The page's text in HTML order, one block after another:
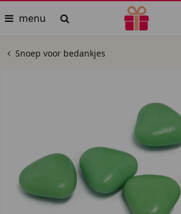
menu
Snoep voor bedankjes